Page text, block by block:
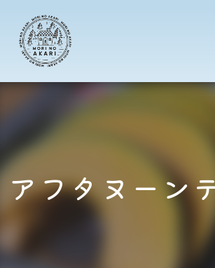
アフタヌーン